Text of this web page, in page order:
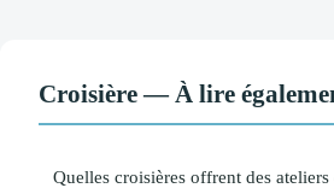
Croisière — À lire
Quelles croisières offrent des